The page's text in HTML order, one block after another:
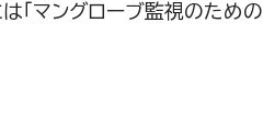
「マングローブ監視のための